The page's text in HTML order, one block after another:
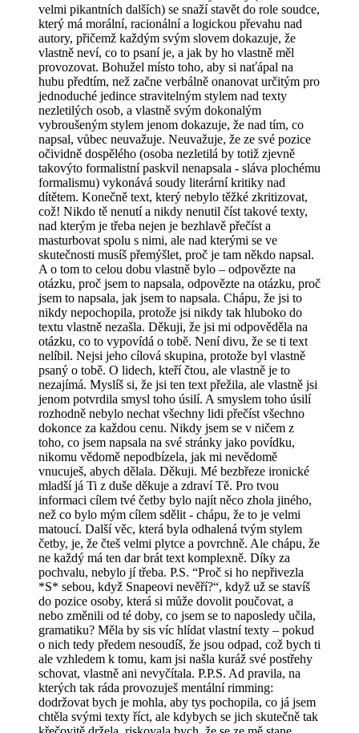
velmi pikantních dalších) se snaží stavět do role soudce,
který má morální, racionální a logickou převahu nad
autory, přičemž každým svým slovem dokazuje, že
vlastně neví, co to psaní je, a jak by ho vlastně měl
provozovat. Bohužel místo toho, aby si naťápal na
hubu předtím, než začne verbálně onanovat určitým pro
jednoduché jedince stravitelným stylem nad texty
nezletilých osob, a vlastně svým dokonalým
vybroušeným stylem jenom dokazuje, že nad tím, co
napsal, vůbec neuvažuje. Neuvažuje, že ze své pozice
očividně dospělého (osoba nezletilá by totiž zjevně
takovýto formalistní paskvil nenapsala - sláva plochému
formalismu) vykonává soudy literární kritiky nad
dítětem. Konečně text, který nebylo těžké zkritizovat,
což! Nikdo tě nenutí a nikdy nenutil číst takové texty,
nad kterým je třeba nejen je bezhlavě přečíst a
masturbovat spolu s nimi, ale nad kterými se ve
skutečnosti musíš přemýšlet, proč je tam někdo napsal.
A o tom to celou dobu vlastně bylo – odpovězte na
otázku, proč jsem to napsala, odpovězte na otázku, proč
jsem to napsala, jak jsem to napsala. Chápu, že jsi to
nikdy nepochopila, protože jsi nikdy tak hluboko do
textu vlastně nezašla. Děkuji, že jsi mi odpověděla na
otázku, co to vypovídá o tobě. Není divu, že se ti text
nelíbil. Nejsi jeho cílová skupina, protože byl vlastně
psaný o tobě. O lidech, kteří čtou, ale vlastně je to
nezajímá. Myslíš si, že jsi ten text přežila, ale vlastně jsi
jenom potvrdila smysl toho úsilí. A smyslem toho úsilí
rozhodně nebylo nechat všechny lidi přečíst všechno
dokonce za každou cenu. Nikdy jsem se v ničem z
toho, co jsem napsala na své stránky jako povídku,
nikomu vědomě nepodbízela, jak mi nevědomě
vnucuješ, abych dělala. Děkuji. Mé bezbřeze ironické
mladší já Ti z duše děkuje a zdraví Tě. Pro tvou
informaci cílem tvé četby bylo najít něco zhola jiného,
než co bylo mým cílem sdělit - chápu, že to je velmi
matoucí. Další věc, která byla odhalená tvým stylem
četby, je, že čteš velmi plytce a povrchně. Ale chápu, že
ne každý má ten dar brát text komplexně. Díky za
pochvalu, nebylo jí třeba. P.S. “Proč si ho nepřivezla
*S* sebou, když Snapeovi nevěří?“, když už se stavíš
do pozice osoby, která si může dovolit poučovat, a
nebo změnili od té doby, co jsem se to naposledy učila,
gramatiku? Měla by sis víc hlídat vlastní texty – pokud
o nich tedy předem nesoudíš, že jsou odpad, což bych ti
ale vzhledem k tomu, kam jsi našla kuráž své postřehy
schovat, vlastně ani nevyčítala. P.P.S. Ad pravila, na
kterých tak ráda provozuješ mentální rimming:
dodržovat bych je mohla, aby tys pochopila, co já jsem
chtěla svými texty říct, ale kdybych se jich skutečně tak